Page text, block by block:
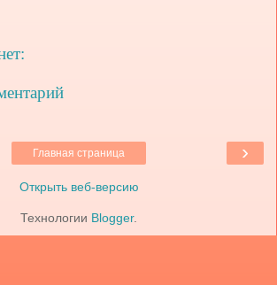
›
Главная страница
Открыть веб-версию
Технологии Blogger.